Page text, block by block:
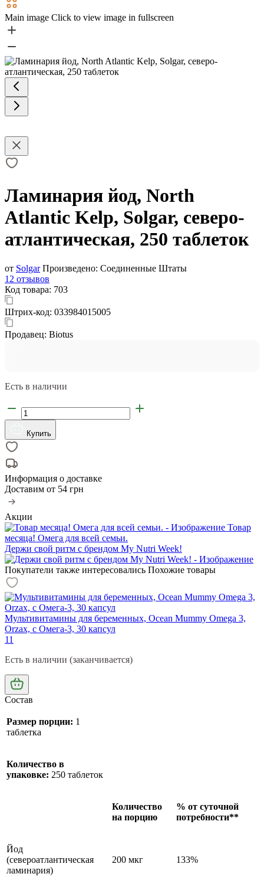
Main image Click to view image in fullscreen
Ламинария йод, North
Atlantic Kelp, Solgar, северо-
атлантическая, 250 таблеток
от Solgar Произведено: Соединенные Штаты
12 отзывов
Код товара: 703
Штрих-код: 033984015005
Продавец: Biotus
Есть в наличии
Купить
Информация о доставке
Доставим от 54 грн
Акции
Товар
месяца! Омега для всей семьи.
Держи свой ритм с брендом My Nutri Week!
Покупатели также интересовались Похожие товары
Мультивитамины для беременных, Ocean Mummy Omega 3,
Orzax, с Омега-3, 30 капсул
11
Есть в наличии (заканчивается)
Состав
Размер порции: 1
таблетка
Количество в
упаковке: 250 таблеток
Количество
на порцию
% от суточной
потребности**
Йод
(североатлантическая
ламинария)
200 мкг 133%